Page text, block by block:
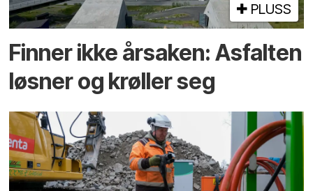
PLUSS
Finner ikke årsaken: Asfalten
løsner og krøller seg